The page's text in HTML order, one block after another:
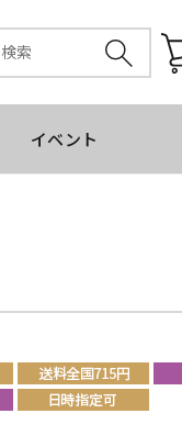
イベント